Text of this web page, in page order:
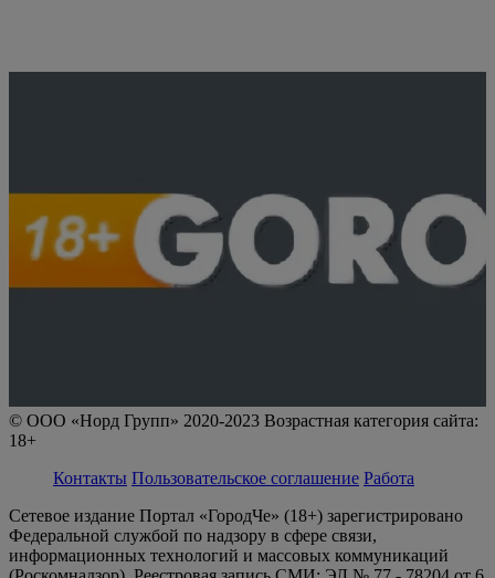
© ООО «Норд Групп» 2020-2023 Возрастная категория сайта:
18+
Контакты Пользовательское соглашение Работа
Сетевое издание Портал «ГородЧе» (18+) зарегистрировано
Федеральной службой по надзору в сфере связи,
информационных технологий и массовых коммуникаций